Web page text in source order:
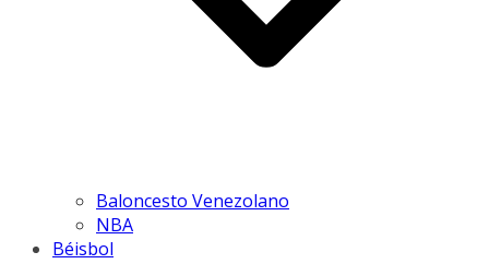
Baloncesto Venezolano
NBA
Béisbol